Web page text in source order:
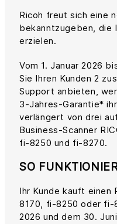
Ricoh freut sich eine
bekanntzugeben, die
erzielen.
Vom 1. Januar 2026
Sie Ihren Kunden 2
Support anbieten,
3‑Jahres‑Garantie*
verlängert von drei
Business‑Scanner
fi‑8250 und fi‑8270.
SO
Ihr Kunde kauft
8170, fi-8250 oder fi-
2026 und dem 30.